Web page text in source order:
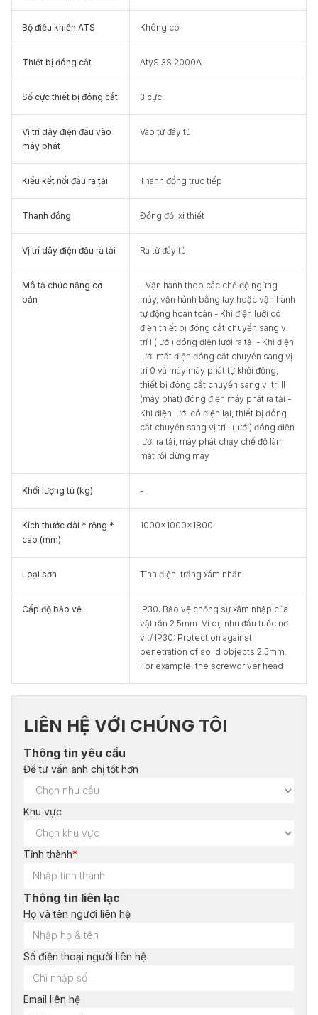
Bộ điều khiển ATS Không có
Thiết bị đóng cắt AtyS 3S 2000A
Số cực thiết bị đóng cắt 3 cực
Vị trí dây điện đầu vào
máy phát
Vào từ đáy tủ
Kiểu kết nối đầu ra tải Thanh đồng trực tiếp
Thanh đồng Đồng đỏ, xi thiết
Vị trí dây điện đầu ra tải Ra từ đáy tủ
Mô tả chức năng cơ
bản
- Vận hành theo các chế độ ngừng
máy, vận hành bằng tay hoặc vận hành
tự động hoàn toàn - Khi điện lưới có
điện thiết bị đóng cắt chuyển sang vị
trí I (lưới) đóng điện lưới ra tải - Khi điện
lưới mất điện đóng cắt chuyển sang vị
trí 0 và máy máy phát tự khởi động,
thiết bị đóng cắt chuyển sang vị trí II
(máy phát) đóng điện máy phát ra tải -
Khi điện lưới có điện lại, thiết bị đóng
cắt chuyển sang vị trí I (lưới) đóng điện
lưới ra tải, máy phát chạy chế độ làm
mát rồi dừng máy
Khối lượng tủ (kg) -
Kích thước dài * rộng *
cao (mm)
1000x1000x1800
Loại sơn Tĩnh điện, trắng xám nhăn
Cấp độ bảo vệ
IP30: Bảo vệ chống sự xâm nhập của
vật rắn 2.5mm. Ví dụ như đầu tuốc nơ
vít/ IP30: Protection against
penetration of solid objects 2.5mm.
For example, the screwdriver head
LIÊN HỆ VỚI CHÚNG TÔI
Thông tin yêu cầu
Để tư vấn anh chị tốt hơn
Khu vực
Tỉnh thành*
Thông tin liên lạc
Họ và tên người liên hệ
Số điện thoại người liên hệ
Email liên hệ